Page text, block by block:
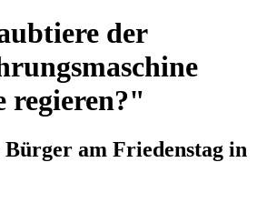
der
regieren?"
Bürger am Friedenstag in